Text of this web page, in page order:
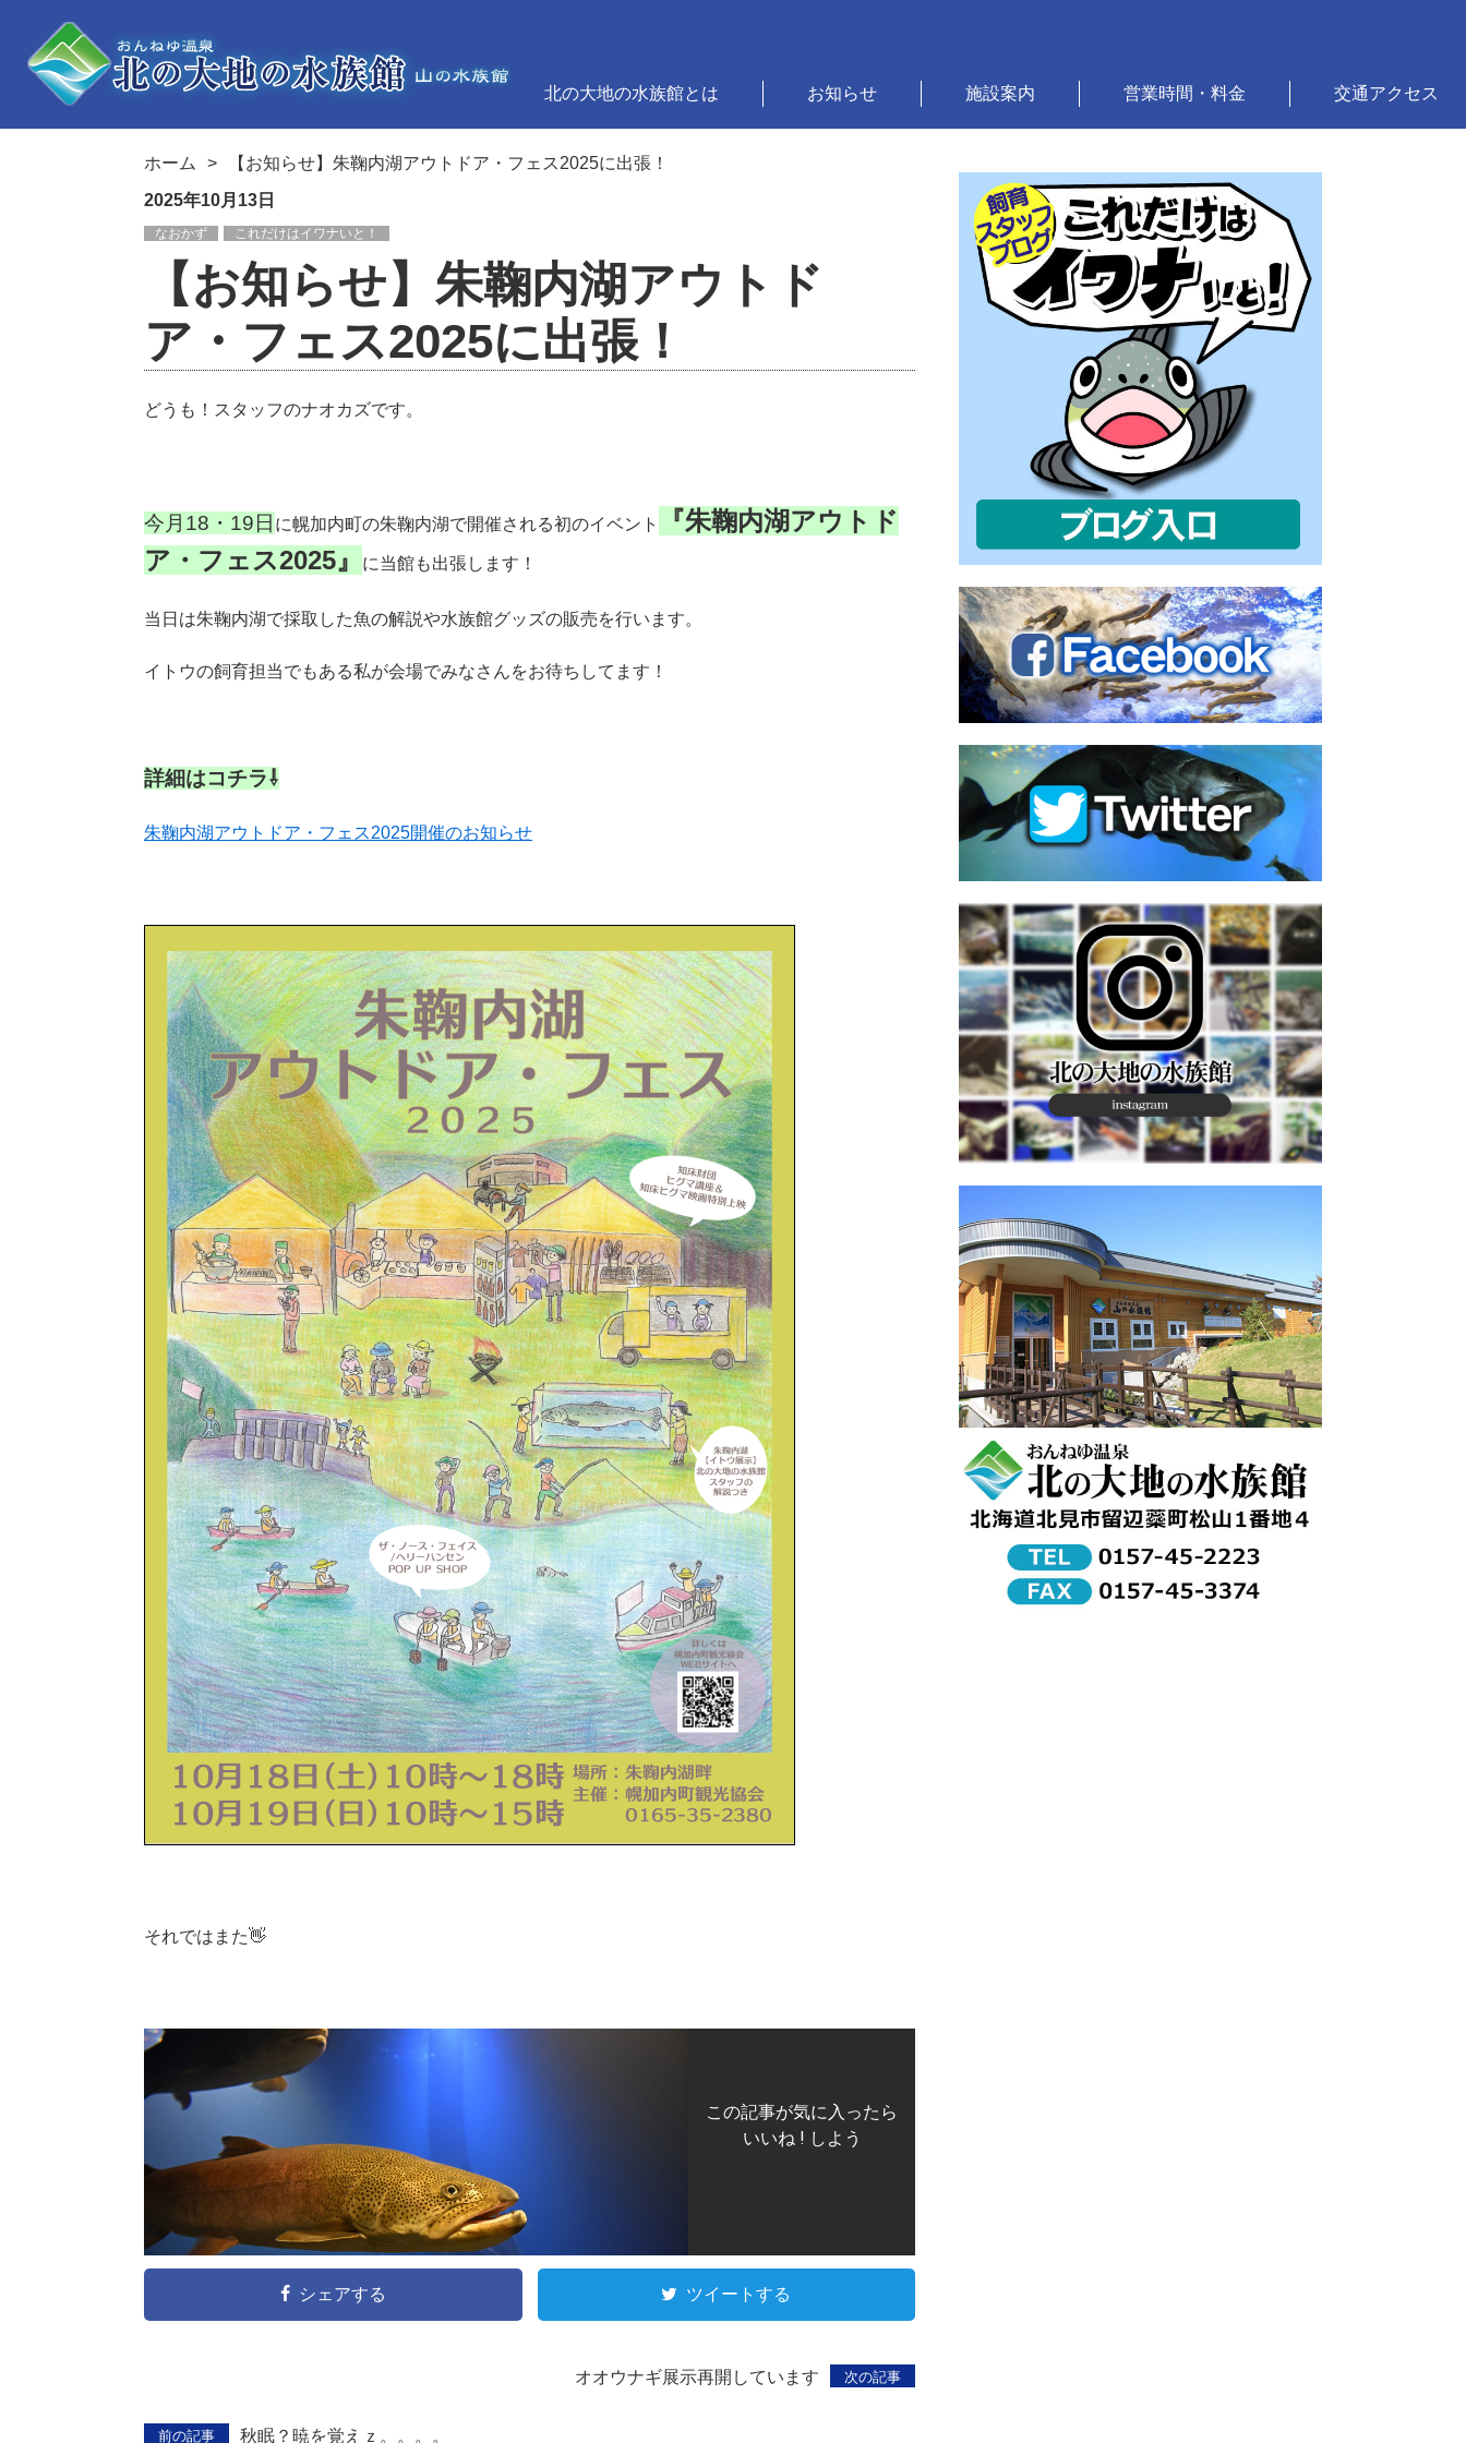
北の大地の水族館とは お知らせ 施設案内 営業時間・料金 交通アクセス
ホーム
【お知らせ】朱鞠内湖アウトドア・フェス2025に出張！
2025年10月13日
なおかず これだけはイワナいと！
【お知らせ】朱鞠内湖アウトド
ア・フェス2025に出張！
どうも！スタッフのナオカズです。
今月18・19日 に幌加内町の朱鞠内湖で開催される初のイベント
『朱鞠内湖アウトド
ア・フェス2025』
に当館も出張します！
当日は朱鞠内湖で採取した魚の解説や水族館グッズの販売を行います。
イトウの飼育担当でもある私が会場でみなさんをお待ちしてます！
詳細はコチラ⇩
朱鞠内湖アウトドア・フェス2025開催のお知らせ
それではまた👋
この記事が気に入ったら
いいね ! しよう
シェアする ツイートする
次の記事
オオウナギ展示再開しています
前の記事 秋眠？暁を覚えｚ。。。。